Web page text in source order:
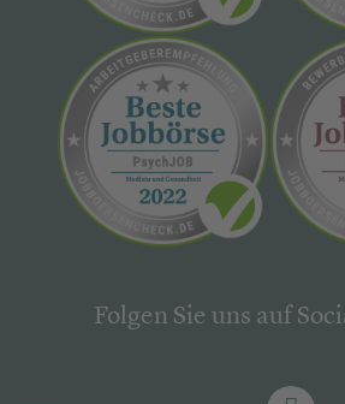
Folgen Sie uns auf